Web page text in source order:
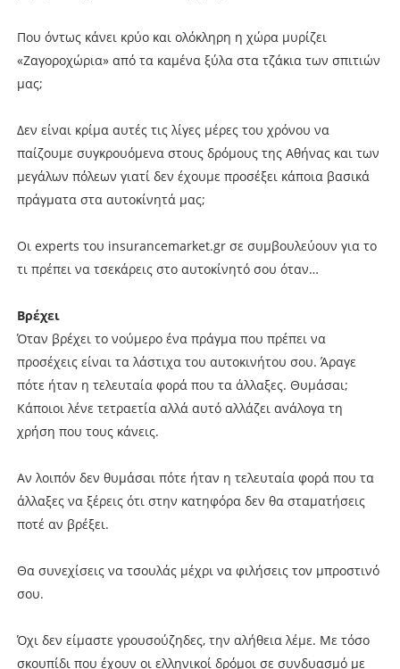
Που όντως κάνει κρύο και ολόκληρη η χώρα μυρίζει
«Ζαγοροχώρια» από τα καμένα ξύλα στα τζάκια των σπιτιών
μας;
Δεν είναι κρίμα αυτές τις λίγες μέρες του χρόνου να
παίζουμε συγκρουόμενα στους δρόμους της Αθήνας και των
μεγάλων πόλεων γιατί δεν έχουμε προσέξει κάποια βασικά
πράγματα στα αυτοκίνητά μας;
Οι experts του insurancemarket.gr σε συμβουλεύουν για το
τι πρέπει να τσεκάρεις στο αυτοκίνητό σου όταν…
Βρέχει
Όταν βρέχει το νούμερο ένα πράγμα που πρέπει να
προσέχεις είναι τα λάστιχα του αυτοκινήτου σου. Άραγε
πότε ήταν η τελευταία φορά που τα άλλαξες. Θυμάσαι;
Κάποιοι λένε τετραετία αλλά αυτό αλλάζει ανάλογα τη
χρήση που τους κάνεις.
Αν λοιπόν δεν θυμάσαι πότε ήταν η τελευταία φορά που τα
άλλαξες να ξέρεις ότι στην κατηφόρα δεν θα σταματήσεις
ποτέ αν βρέξει.
Θα συνεχίσεις να τσουλάς μέχρι να φιλήσεις τον μπροστινό
σου.
Όχι δεν είμαστε γρουσούζηδες, την αλήθεια λέμε. Με τόσο
σκουπίδι που έχουν οι ελληνικοί δρόμοι σε συνδυασμό με